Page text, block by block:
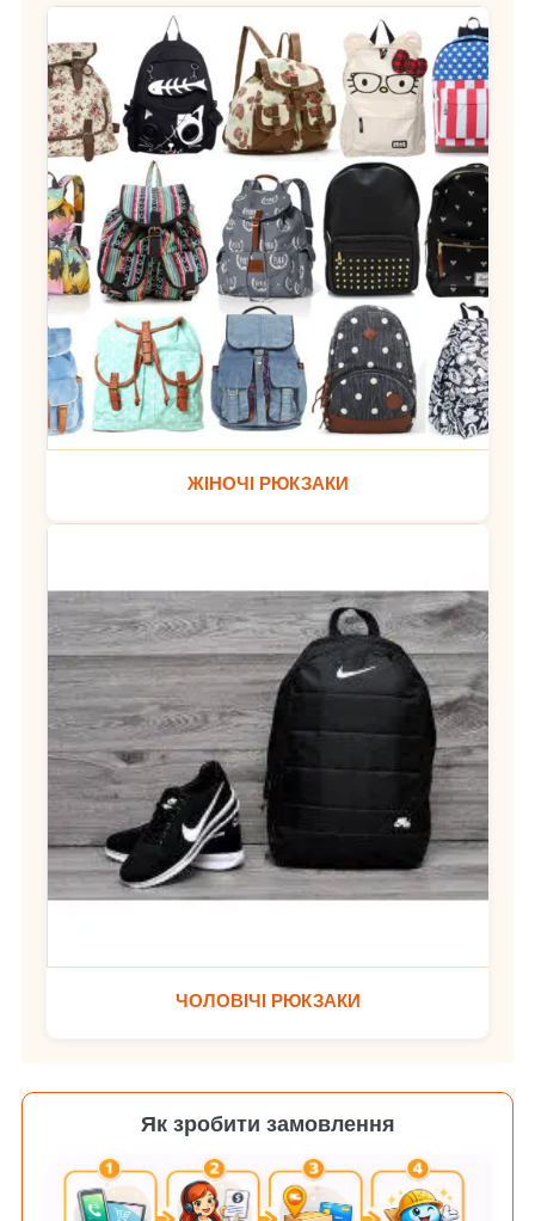
ЖІНОЧІ РЮКЗАКИ
ЧОЛОВІЧІ РЮКЗАКИ
Як зробити замовлення